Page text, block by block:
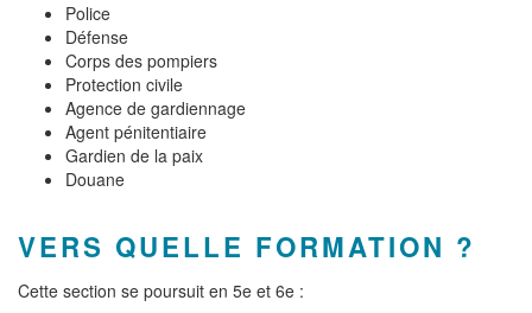
Police
Défense
Corps des pompiers
Protection civile
Agence de gardiennage
Agent pénitentiaire
Gardien de la paix
Douane
VERS QUELLE FORMATION ?
Cette section se poursuit en 5e et 6e :